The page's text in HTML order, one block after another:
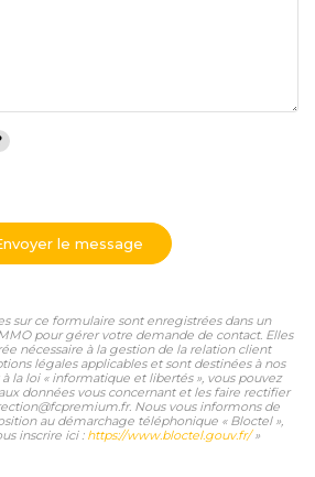
le message
sur ce formulaire sont enregistrées dans un
pour gérer votre demande de contact. Elles
nécessaire à la gestion de la relation client
légales applicables et sont destinées à nos
la loi « informatique et libertés », vous pouvez
données vous concernant et les faire rectifier
Nous vous informons de
au démarchage téléphonique « Bloctel »,
inscrire ici : https://www.bloctel.gouv.fr/»